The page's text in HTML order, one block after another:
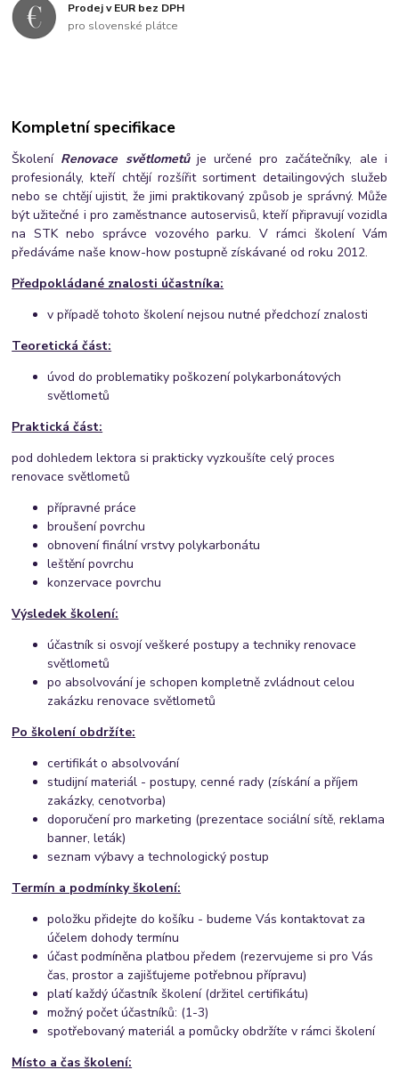
Prodej v EUR bez DPH
pro slovenské plátce
Kompletní specifikace
Školení Renovace světlometůje určené pro začátečníky, ale i
profesionály, kteří chtějí rozšířit sortiment detailingových služeb
nebo se chtějí ujistit, že jimi praktikovaný způsob je správný. Může
být užitečné i pro zaměstnance autoservisů, kteří připravují vozidla
na STK nebo správce vozového parku.V rámci školení Vám
předáváme naše know-how postupně získávané od roku 2012.
Předpokládané znalosti účastníka:
v případě tohoto školení nejsou nutné předchozí znalosti
Teoretická část:
úvod do problematiky poškození polykarbonátových
světlometů
Praktická část:
pod dohledem lektora si prakticky vyzkoušíte celý proces
renovace světlometů
přípravné práce
broušení povrchu
obnovení finální vrstvy polykarbonátu
leštění povrchu
konzervace povrchu
Výsledek školení:
účastník si osvojí veškeré postupy a techniky renovace
světlometů
po absolvování je schopen kompletně zvládnout celou
zakázku renovace světlometů
Po školení obdržíte:
certifikát o absolvování
studijní materiál - postupy,cenné rady (získání a příjem
zakázky, cenotvorba)
doporučení pro marketing (prezentace sociální sítě, reklama
banner, leták)
seznam výbavy a technologický postup
Termín a podmínky školení:
položku přidejte do košíku - budeme Vás kontaktovat za
účelem dohody termínu
účast podmíněna platbou předem (rezervujeme si pro Vás
čas, prostor a zajišťujeme potřebnou přípravu)
platí každý účastník školení (držitel certifikátu)
možný počet účastníků: (1-3)
spotřebovaný materiál a pomůcky obdržíte v rámci školení
Místo a čas školení: